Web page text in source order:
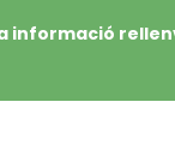
informació